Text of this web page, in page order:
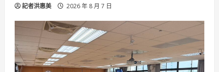
記者洪惠美 2026 年 8 月 7 日